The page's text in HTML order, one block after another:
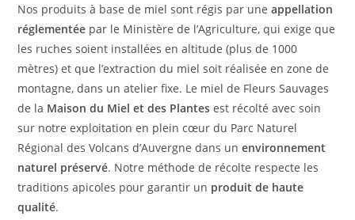
Nos produits à base de miel sont régis par uneappellation
réglementée par le Ministère de l’Agriculture, qui exige que
les ruches soient installées en altitude (plus de 1000
mètres) et que l’extraction du miel soit réalisée en zone de
montagne, dans un atelier fixe. Le miel de Fleurs Sauvages
de la Maison du Miel et des Plantes est récolté avec soin
sur notre exploitation en plein cœur du Parc Naturel
Régional des Volcans d’Auvergne dans unenvironnement
naturel préservé. Notre méthode de récolte respecte les
traditions apicoles pour garantir un produit de haute
qualité.